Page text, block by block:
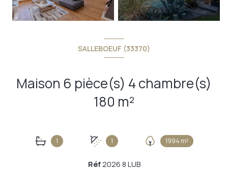
SALLEBOEUF (33370)
Maison 6 pièce(s) 4 chambre(s)
180 m²
1 1 1994 m²
Réf2026 8 LUB